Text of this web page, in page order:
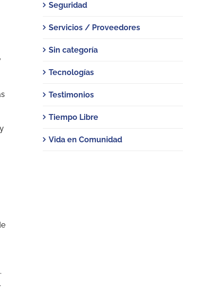
Seguridad
Servicios / Proveedores
Sin categoría
Tecnologías
Testimonios
Tiempo Libre
Vida en Comunidad